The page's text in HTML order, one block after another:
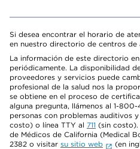
Si desea encontrar el horario de
en nuestro directorio de centros de
La información de este directorio
periódicamente. La disponibilidad
proveedores y servicios puede
profesional de la salud nos la
se obtiene en el proceso de
alguna pregunta, llámenos al 1-
personas con problemas auditivos
costo) o línea TTY al 711 (sin costo).
de Médicos de California (Medical
2382 o visitar su sitio web
(en